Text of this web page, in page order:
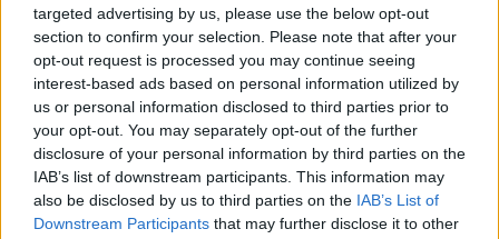
targeted advertising by us, please use the below opt-out
section to confirm your selection. Please note that after your
opt-out request is processed you may continue seeing
interest-based ads based on personal information utilized by
us or personal information disclosed to third parties prior to
your opt-out. You may separately opt-out of the further
disclosure of your personal information by third parties on the
IAB’s list of downstream participants. This information may
also be disclosed by us to third parties on the IAB’s List of
Downstream Participants that may further disclose it to other
Datore di lavoro privato
fino a 10
dipendenti. Sede o unità
produttiva nella ZES
Unica del
Mezzogiorno. Assunzio
ne con incremento
occupazionale netto.
Revoca e recupero in
caso di licenziamento
nei 6 mesi
successivi. Non
cumulabile con altri
esoneri
contributivi. Compatibil
e con la maggiorazione
del costo del lavoro
deducibile per nuove
assunzioni. Non
applicabile alle
trasformazioni di